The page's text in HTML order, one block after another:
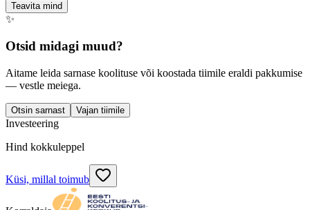
Teavita mind
✨
Otsid midagi muud?
Aitame leida sarnase koolituse või koostada tiimile eraldi pakkumise
— vestle meiega.
Otsin sarnast Vajan tiimile
Investeering
Hind kokkuleppel
Küsi, millal toimub